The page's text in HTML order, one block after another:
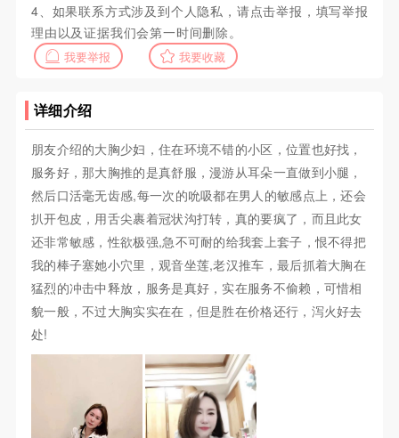
4、如果联系方式涉及到个人隐私，请点击举报，填写举报
理由以及证据我们会第一时间删除。
我要举报 我要收藏
详细介绍
朋友介绍的大胸少妇，住在环境不错的小区，位置也好找，
服务好，那大胸推的是真舒服，漫游从耳朵一直做到小腿，
然后口活毫无齿感,每一次的吮吸都在男人的敏感点上，还会
扒开包皮，用舌尖裹着冠状沟打转，真的要疯了，而且此女
还非常敏感，性欲极强,急不可耐的给我套上套子，恨不得把
我的棒子塞她小穴里，观音坐莲,老汉推车，最后抓着大胸在
猛烈的冲击中释放，服务是真好，实在服务不偷赖，可惜相
貌一般，不过大胸实实在在，但是胜在价格还行，泻火好去
处!